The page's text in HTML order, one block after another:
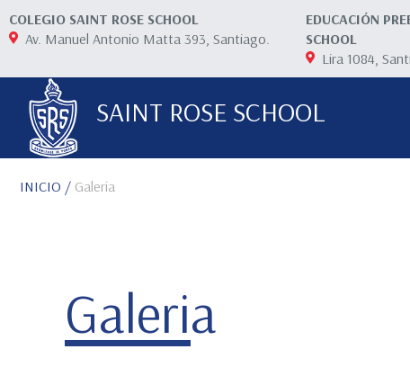
COLEGIO SAINT ROSE SCHOOL
Av. Manuel Antonio Matta 393, Santiago.
EDUCACIÓN
SCHOOL
Lira 1084,
SAINT ROSE SCHOOL
INICIO / Galeria
Galeria